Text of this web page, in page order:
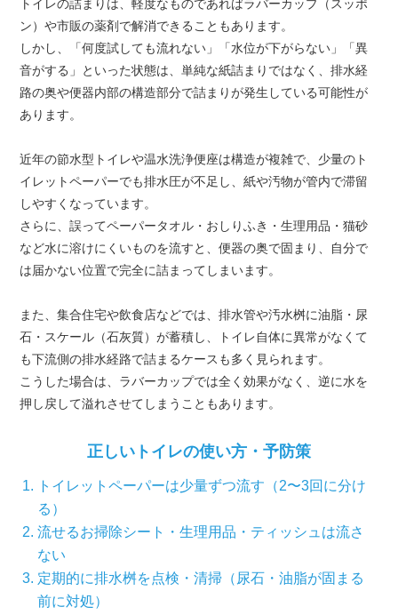
トイレの詰まりは、軽度なものであればラバーカップ（スッポ
ン）や市販の薬剤で解消できることもあります。
しかし、「何度試しても流れない」「水位が下がらない」「異
音がする」といった状態は、単純な紙詰まりではなく、排水経
路の奥や便器内部の構造部分で詰まりが発生している可能性が
あります。
近年の節水型トイレや温水洗浄便座は構造が複雑で、少量のト
イレットペーパーでも排水圧が不足し、紙や汚物が管内で滞留
しやすくなっています。
さらに、誤ってペーパータオル・おしりふき・生理用品・猫砂
など水に溶けにくいものを流すと、便器の奥で固まり、自分で
は届かない位置で完全に詰まってしまいます。
また、集合住宅や飲食店などでは、排水管や汚水桝に油脂・尿
石・スケール（石灰質）が蓄積し、トイレ自体に異常がなくて
も下流側の排水経路で詰まるケースも多く見られます。
こうした場合は、ラバーカップでは全く効果がなく、逆に水を
押し戻して溢れさせてしまうこともあります。
正しいトイレの使い方・予防策
トイレットペーパーは少量ずつ流す（2〜3回に分け
る）
流せるお掃除シート・生理用品・ティッシュは流さ
ない
定期的に排水桝を点検・清掃（尿石・油脂が固まる
前に対処）